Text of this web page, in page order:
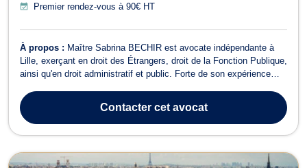
Premier rendez-vous à 90€ HT
À propos : Maître Sabrina BECHIR est avocate indépendante à
Lille, exerçant en droit des Étrangers, droit de la Fonction Publique,
ainsi qu'en droit administratif et public. Forte de son expérience
BECHIR est un partenaire de confiance pour ses clients, offrant un
a...
Contactercet avocat